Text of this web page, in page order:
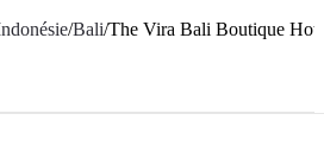
/Bali/The Vira Bali Boutique